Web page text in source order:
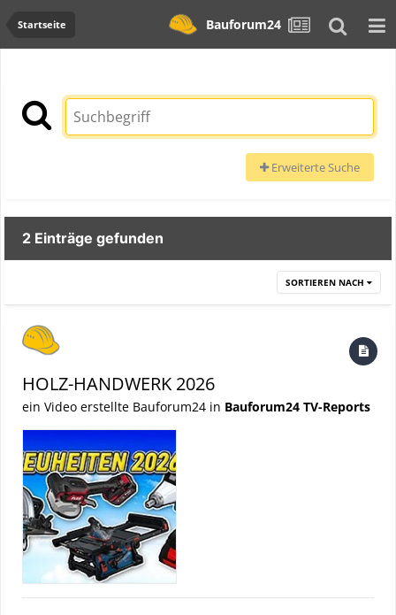
Startseite Bauforum24
Erweiterte Suche
2 Einträge gefunden
SORTIEREN NACH
HOLZ-HANDWERK 2026
ein Video erstellte Bauforum24 in Bauforum24 TV-Reports